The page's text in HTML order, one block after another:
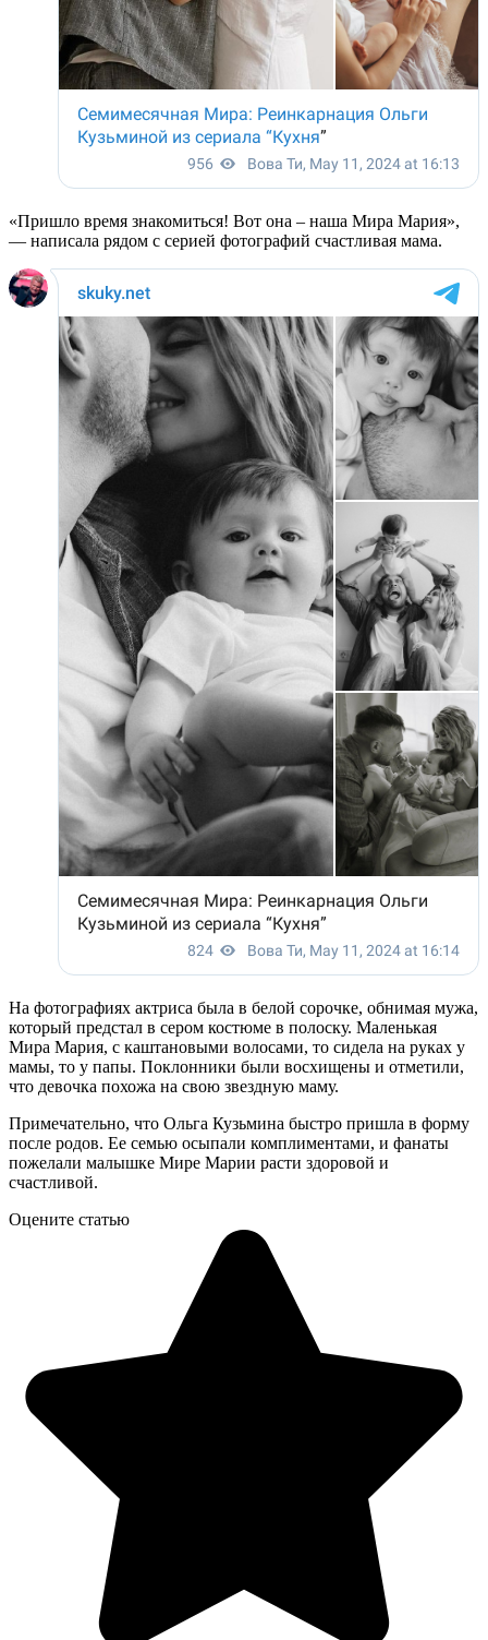
«Пришло время знакомиться! Вот она – наша Мира Мария»,
— написала рядом с серией фотографий счастливая мама.
На фотографиях актриса была в белой сорочке, обнимая мужа,
который предстал в сером костюме в полоску. Маленькая
Мира Мария, с каштановыми волосами, то сидела на руках у
мамы, то у папы. Поклонники были восхищены и отметили,
что девочка похожа на свою звездную маму.
Примечательно, что Ольга Кузьмина быстро пришла в форму
после родов. Ее семью осыпали комплиментами, и фанаты
пожелали малышке Мире Марии расти здоровой и
счастливой.
Оцените статью